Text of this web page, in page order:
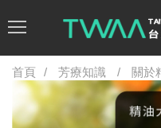
首頁 芳療知識 關於